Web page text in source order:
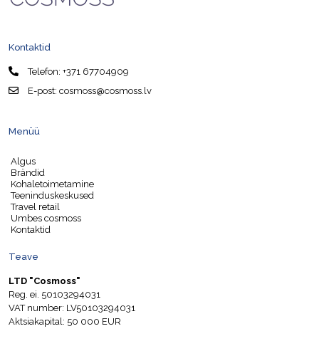
Kontaktid
Telefon: +371 67704909
E-post: cosmoss@cosmoss.lv
Menüü
Algus
Brändid
Kohaletoimetamine
Teeninduskeskused
Travel retail
Umbes cosmoss
Kontaktid
Teave
LTD "Cosmoss"
Reg. ei. 50103294031
VAT number: LV50103294031
Aktsiakapital: 50 000 EUR